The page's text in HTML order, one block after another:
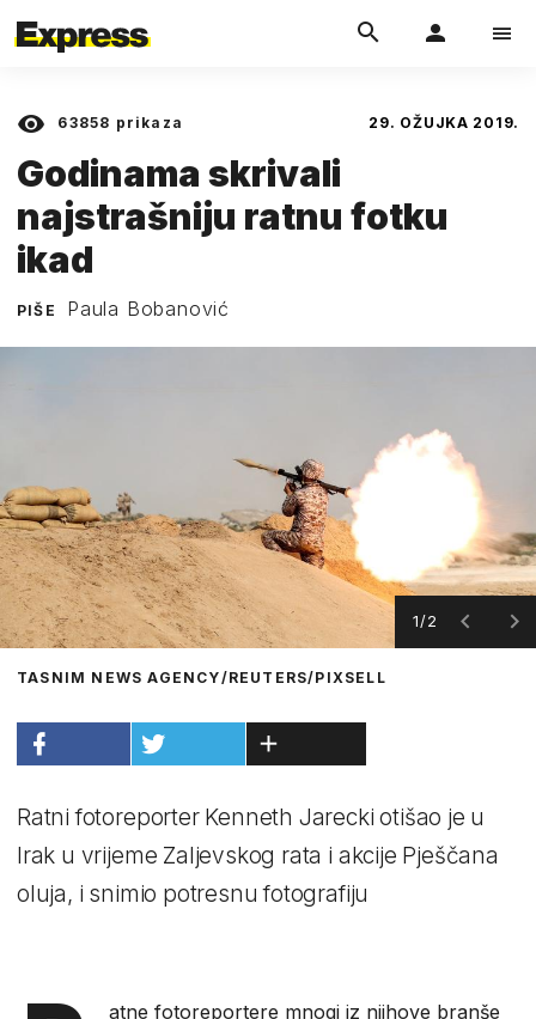
63858 prikaza 29. OŽUJKA 2019.
Godinama skrivali
najstrašniju ratnu fotku
ikad
PIŠE Paula Bobanović
1/2
TASNIM NEWS AGENCY/REUTERS/PIXSELL
Ratni fotoreporter Kenneth Jarecki otišao je u
Irak u vrijeme Zaljevskog rata i akcije Pješčana
oluja, i snimio potresnu fotografiju
atne fotoreportere mnogi iz njihove branše